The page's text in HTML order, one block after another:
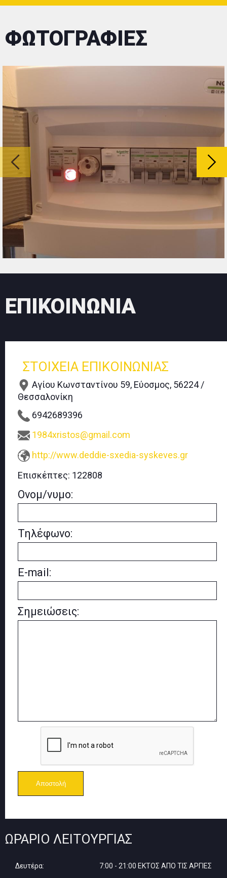
ΦΩΤΟΓΡΑΦΙΕΣ
ΕΠΙΚΟΙΝΩΝΙΑ
ΣΤΟΙΧΕΙΑ ΕΠΙΚΟΙΝΩΝΙΑΣ
Αγίου Κωνσταντίνου 59, Εύοσμος, 56224 /
Θεσσαλονίκη
6942689396
1984xristos@gmail.com
http://www.deddie-sxedia-syskeves.gr
Επισκέπτες: 122808
Ονομ/νυμο:
Τηλέφωνο:
E-mail:
Σημειώσεις:
ΩΡΆΡΙΟ ΛΕΙΤΟΥΡΓΊΑΣ
Δευτέρα: 7:00 - 21:00 ΕΚΤΟΣ ΑΠΟ ΤΙΣ ΑΡΓΙΕΣ